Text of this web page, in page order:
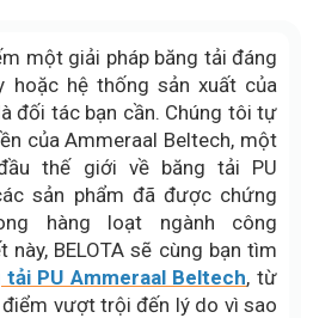
một giải pháp băng tải đáng
hoặc hệ thống sản xuất của
đối tác bạn cần. Chúng tôi tự
của Ammeraal Beltech, một
thế giới về băng tải PU
sản phẩm đã được chứng
hàng loạt ngành công
này, BELOTA sẽ cùng bạn tìm
tải PU Ammeraal Beltech, từ
vượt trội đến lý do vì sao